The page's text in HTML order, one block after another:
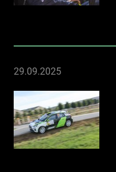
29.09.2025